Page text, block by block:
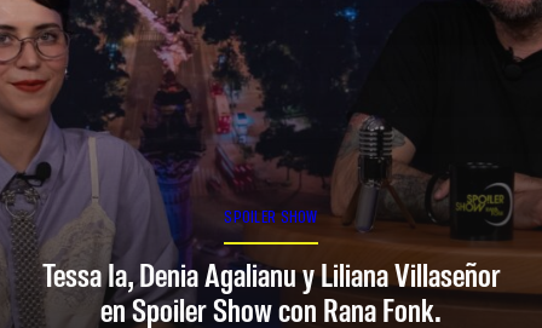
SPOILER SHOW
Tessa Ia, Denia Agalianu y Liliana Villaseñor
en Spoiler Show con Rana Fonk.